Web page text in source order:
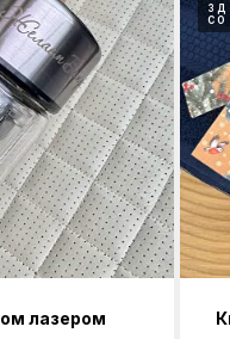
лазером